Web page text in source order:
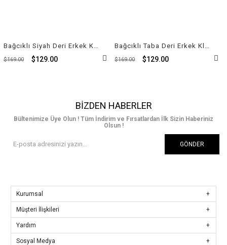
$129.00
$169.00 $129.00
$169.00
BIZDEN HABERLER
Bültenimize Üye Olun ! Tüm İndirim ve Fırsatlardan İlk Sizin Haberiniz
Olsun !
GÖNDER
Kurumsal
Müşteri İlişkileri
Yardım
Sosyal Medya